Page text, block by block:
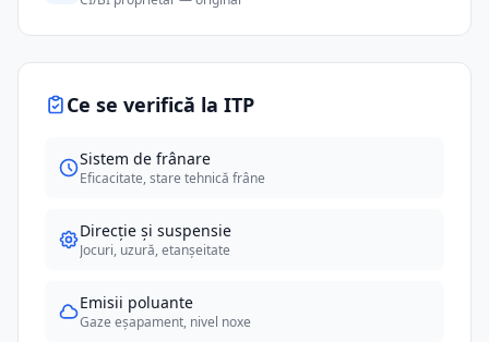
Ce se verifică la ITP
Sistem de frânare
Eficacitate, stare tehnică frâne
Direcție și suspensie
Jocuri, uzură, etanșeitate
Emisii poluante
Gaze eșapament, nivel noxe